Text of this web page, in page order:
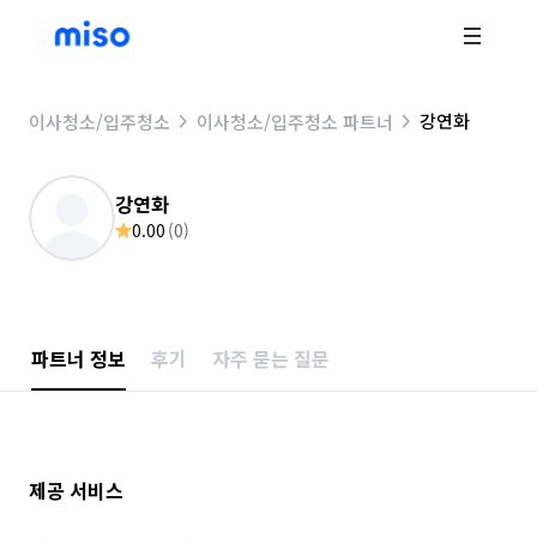
이사청소/입주청소 이사청소/입주청소 파트너 강연화
강연화
0.00 (0)
파트너 정보 후기 자주 묻는 질문
제공 서비스